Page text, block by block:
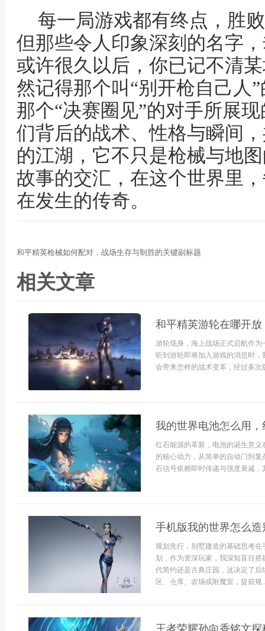
每一局游戏都有终点，胜
但那些令人印象深刻的名字
或许很久以后，你已记不清
然记得那个叫“别开枪自己人
那个“决赛圈见”的对手所展
们背后的战术、性格与瞬间
的江湖，它不只是枪械与地
故事的交汇，在这个世界里
在发生的传奇。
和平精英枪械如何配对，战场生存与制胜的关键副标题
相关文章
和平精英游轮在哪开
游轮现身，海上战场正式启航作
听到游轮即将加入游戏的消息时
会带来怎样的战术变革，经过多次
我的世界电池怎么用
红石能源的革新，电池的诞生意
的核心动力，从简单的自动门到
石信号依赖即时传递与强度衰减
手机版我的世界怎么
规划先行，别墅建造的基础思考
划，作为资深玩家，我深知盲目
代简约还是古典庄园，这决定了
区、仓库、农场或附魔室，提前规
王者荣耀孙向香铭文